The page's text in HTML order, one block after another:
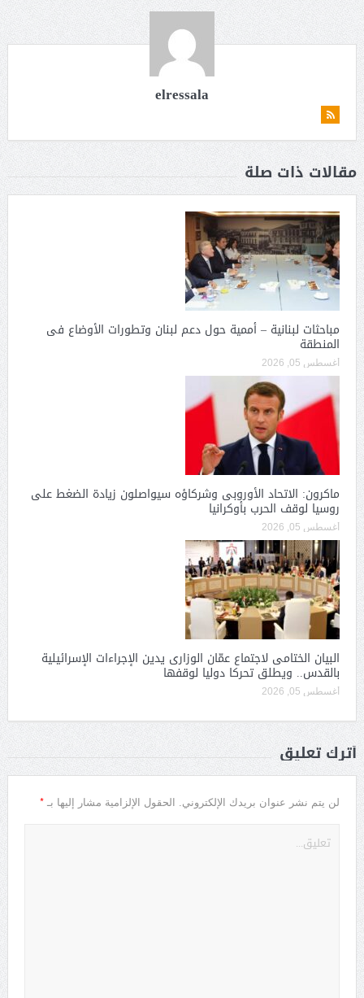
elressala
مقالات ذات صلة
مباحثات لبنانية – أممية حول دعم لبنان وتطورات الأوضاع فى
المنطقة
أغسطس 05, 2026
ماكرون: الاتحاد الأوروبى وشركاؤه سيواصلون زيادة الضغط على
روسيا لوقف الحرب بأوكرانيا
أغسطس 05, 2026
البيان الختامى لاجتماع عمّان الوزارى يدين الإجراءات الإسرائيلية
بالقدس.. ويطلق تحركا دوليا لوقفها
أغسطس 05, 2026
أترك تعليق
لن يتم نشر عنوان بريدك الإلكتروني. الحقول الإلزامية مشار إليها بـ *